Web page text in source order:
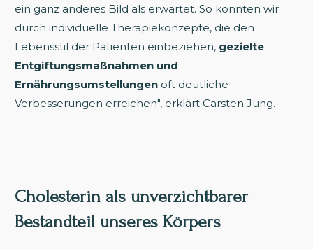
ein ganz anderes Bild als erwartet. So konnten wir
durch individuelle Therapiekonzepte, die den
Lebensstil der Patienten einbeziehen, gezielte
Entgiftungsmaßnahmen und
Ernährungsumstellungen oft deutliche
Verbesserungen erreichen", erklärt Carsten Jung.
Cholesterin als unverzichtbarer
Bestandteil unseres Körpers